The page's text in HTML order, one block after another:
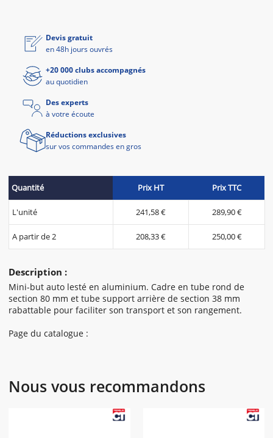
Description :
Mini-but auto lesté en aluminium. Cadre en tube rond de
section 80 mm et tube support arrière de section 38 mm
rabattable pour faciliter son transport et son rangement.
Page du catalogue :
Devis gratuit
en 48h jours ouvrés
+20 000 clubs accompagnés
au quotidien
Des experts
à votre écoute
Réductions exclusives
sur vos commandes en gros
Quantité Prix HT Prix TTC
L'unité 241,58 € 289,90 €
A partir de 2 208,33 € 250,00 €
Nous vous recommandons